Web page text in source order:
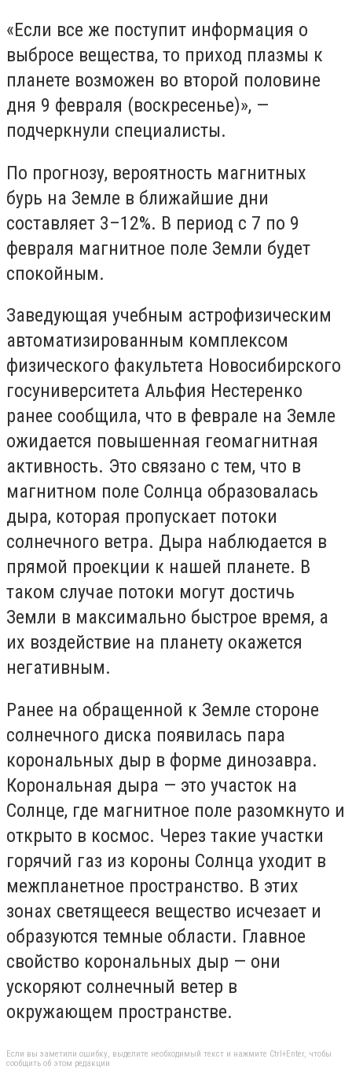
«Если все же поступит информация о
выбросе вещества, то приход плазмы к
планете возможен во второй половине
дня 9 февраля (воскресенье)», —
подчеркнули специалисты.
По прогнозу, вероятность магнитных
бурь на Земле в ближайшие дни
составляет 3–12%. В период с 7 по 9
февраля магнитное поле Земли будет
спокойным.
Заведующая учебным астрофизическим
автоматизированным комплексом
физического факультета Новосибирского
госуниверситета Альфия Нестеренко
ранее сообщила, что в феврале на Земле
ожидается повышенная геомагнитная
активность. Это связано с тем, что в
магнитном поле Солнца образовалась
дыра, которая пропускает потоки
солнечного ветра. Дыра наблюдается в
прямой проекции к нашей планете. В
таком случае потоки могут достичь
Земли в максимально быстрое время, а
их воздействие на планету окажется
негативным.
Ранее на обращенной к Земле стороне
солнечного диска появилась пара
корональных дыр в форме динозавра.
Корональная дыра — это участок на
Солнце, где магнитное поле разомкнуто и
открыто в космос. Через такие участки
горячий газ из короны Солнца уходит в
межпланетное пространство. В этих
зонах светящееся вещество исчезает и
образуются темные области. Главное
свойство корональных дыр — они
ускоряют солнечный ветер в
окружающем пространстве.
Если вы заметили ошибку, выделите необходимый текст и нажмите Ctrl+Enter, чтобы
сообщить об этом редакции